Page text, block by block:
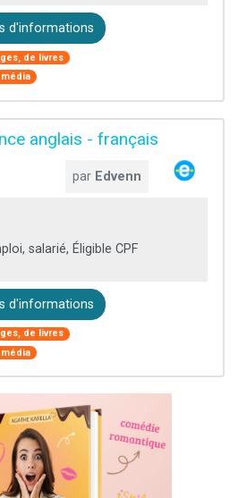
d'informations
de livres
anglais - français
par Edvenn
salarié, Éligible CPF
d'informations
de livres